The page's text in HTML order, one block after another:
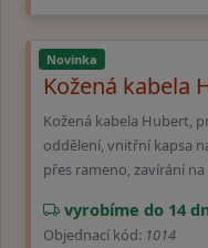
Novinka
Kožená kabela
Kožená kabela Hubert,
oddělení, vnitřní kapsa
přes rameno, zavírání
vyrobíme do 14
Objednací kód: 1014